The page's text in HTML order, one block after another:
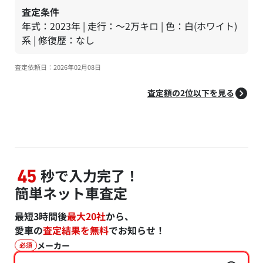
査定条件
年式：2023年 | 走行：～2万キロ | 色：白(ホワイト)
系 | 修復歴：なし
査定依頼日：2026年02月08日
査定額の2位以下を見る
45 秒で入力完了！
簡単ネット車査定
最短3時間後最大20社から、
愛車の査定結果を無料でお知らせ！
必須 メーカー